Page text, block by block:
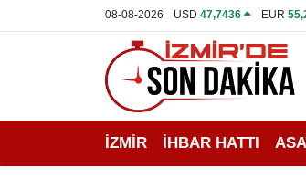
08-08-2026 USD47,7436 EUR
İZMİR İHBAR HATTI
İHBAR HATTI
DEPREM
İzmir Nöbetçi Eczaneler
İzmir Hava Durumu
İzmir Namaz Vakitleri